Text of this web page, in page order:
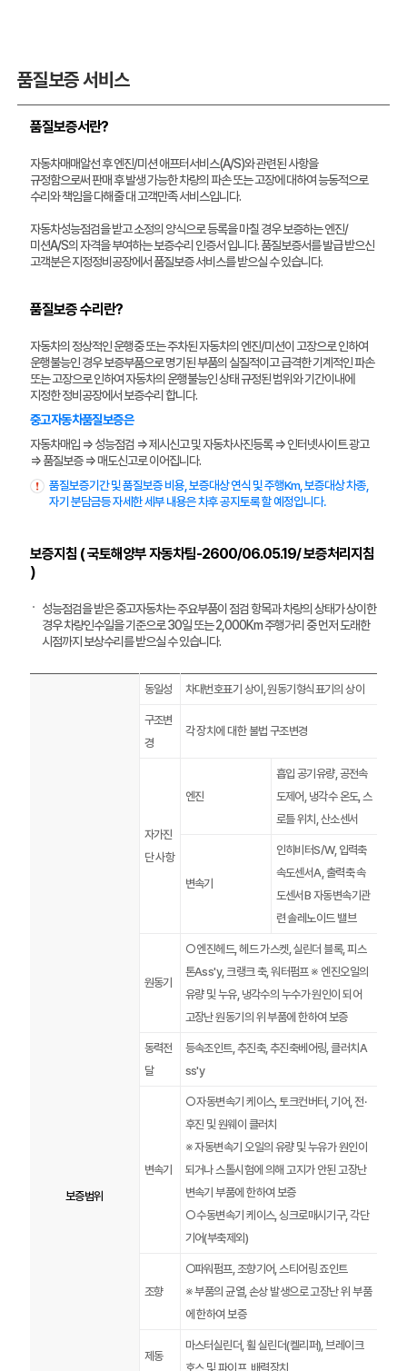
품질보증 서비스
품질보증서란?
자동차매매알선 후 엔진/미션 애프터서비스(A/S)와 관련된 사항을
규정함으로써 판매 후 발생 가능한 차량의 파손 또는 고장에 대하여 능동적으로
수리와 책임을 다해줄 대 고객만족 서비스입니다.
자동차성능점검을 받고 소정의 양식으로 등록을 마칠 경우 보증하는 엔진/
미션A/S의 자격을 부여하는 보증수리 인증서 입니다. 품질보증서를 발급 받으신
고객분은 지정정비공장에서 품질보증 서비스를 받으실 수 있습니다.
품질보증 수리란?
자동차의 정상적인 운행중 또는 주차된 자동차의 엔진/미션이 고장으로 인하여
운행불능인 경우 보증부품으로 명기된 부품의 실질적이고 급격한 기계적인 파손
또는 고장으로 인하여 자동차의 운행불능인 상태 규정된 범위와 기간이내에
지정한 정비공장에서 보증수리 합니다.
중고자동차품질보증은
자동차매입 ⇒ 성능점검 ⇒ 제시신고 및 자동차사진등록 ⇒ 인터넷사이트 광고
⇒ 품질보증 ⇒ 매도신고로 이어집니다.
품질보증기간 및 품질보증 비용, 보증대상 연식 및 주행Km, 보증대상 차종,
자기 분담금등 자세한 세부 내용은 차후 공지토록 할 예정입니다.
보증지침 ( 국토해양부 자동차팀-2600/06.05.19/ 보증처리지침
)
성능점검을 받은 중고자동차는 주요부품이 점검 항목과 차량의 상태가 상이한
경우 차량인수일을 기준으로 30일 또는 2,000Km 주행거리 중 먼저 도래한
시점까지 보상수리를 받으실 수 있습니다.
보증범위
동일성 차대번호표기 상이, 원동기형식표기의 상이
구조변
경
각 장치에 대한 불법 구조변경
자가진
단 사항
엔진
흡입 공기유량, 공전속
도제어, 냉각수 온도, 스
로틀 위치, 산소센서
변속기
인히비터S/W, 입력축
속도센서A, 출력축 속
도센서B 자동변속기관
련 솔레노이드 밸브
원동기
○ 엔진헤드, 헤드 가스켓, 실린더 블록, 피스
톤Ass'y, 크랭크 축, 워터펌프 ※ 엔진오일의
유량 및 누유, 냉각수의 누수가 원인이 되어
고장난 원동기의 위 부품에 한하여 보증
동력전
달
등속조인트, 추진축, 추진축베어링, 클러치A
ss'y
변속기
○ 자동변속기 케이스, 토크컨버터, 기어, 전·
후진 및 원웨이 클러치
※ 자동변속기 오일의 유량 및 누유가 원인이
되거나 스톨시험에 의해 고지가 안된 고장난
변속기 부품에 한하여 보증
○ 수동변속기 케이스, 싱크로매시기구, 각단
기어(부축제외)
조향
○파워펌프, 조향기어, 스티어링 죠인트
※ 부품의 균열, 손상 발생으로 고장난 위 부품
에 한하여 보증
제동
마스터실린더, 휠 실린더(켈리퍼), 브레이크
호스 및 파이프, 배력장치